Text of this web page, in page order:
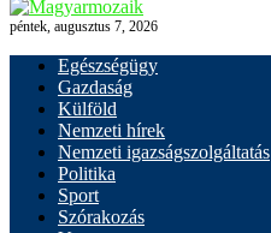
péntek, augusztus 7, 2026
Egészségügy
Gazdaság
Külföld
Nemzeti hírek
Nemzeti igazságszolgáltatás
Politika
Sport
Szórakozás